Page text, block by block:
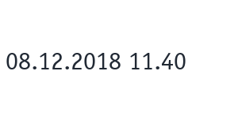
08.12.2018 11.40